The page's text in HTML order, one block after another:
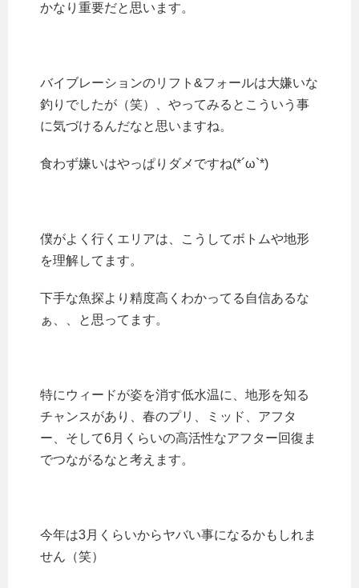
かなり重要だと思います。
バイブレーションのリフト&フォールは大嫌いな
釣りでしたが（笑）、やってみるとこういう事
に気づけるんだなと思いますね。
食わず嫌いはやっぱりダメですね(*´ω`*)
僕がよく行くエリアは、こうしてボトムや地形
を理解してます。
下手な魚探より精度高くわかってる自信あるな
ぁ、、と思ってます。
特にウィードが姿を消す低水温に、地形を知る
チャンスがあり、春のプリ、ミッド、アフタ
ー、そして6月くらいの高活性なアフター回復ま
でつながるなと考えます。
今年は3月くらいからヤバい事になるかもしれま
せん（笑）